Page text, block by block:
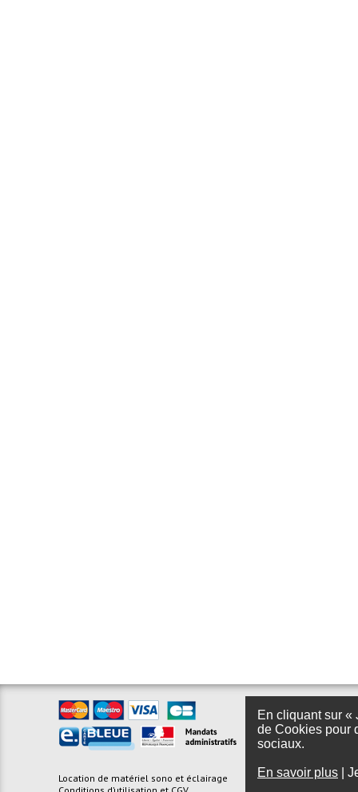
En cliquant sur «
de Cookies pour
sociaux.
En savoir plus
Location de matériel sono et éclairage
Foire aux questions